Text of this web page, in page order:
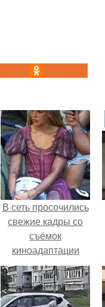
В сеть просочились
свежие кадры со
съёмок
киноадаптации
"Рапунцель", и всё
внимание
моментально